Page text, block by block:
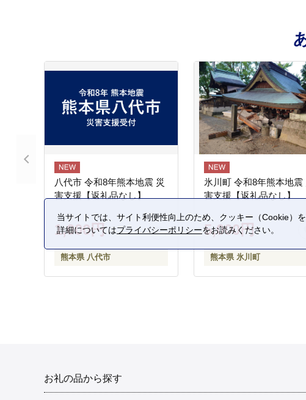
八代市 令和8年熊本地震 災
害支援【返礼品なし】
1,000円
熊本県 八代市
氷川町 令和8年熊本地震
害支援【返礼品なし】
5,000円
熊本県 氷川町
お礼の品から探す
当サイトでは、サイト利便性向上のため、クッキー（Cookie）
詳細についてはプライバシーポリシーをお読みください。